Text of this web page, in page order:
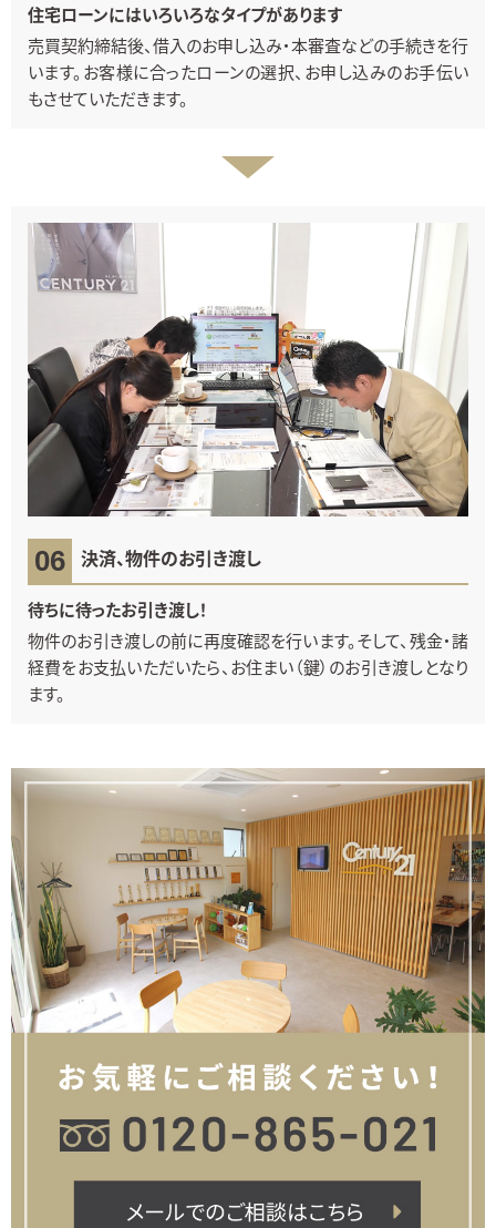
住宅ローンにはいろいろなタイプがあります
売買契約締結後、借入のお申し込み・本審査などの手続きを行
います。お客様に合ったローンの選択、お申し込みのお手伝い
もさせていただきます。
決済、物件のお引き渡し
待ちに待ったお引き渡し！
物件のお引き渡しの前に再度確認を行います。そして、残金・諸
経費をお支払いただいたら、お住まい（鍵）のお引き渡しとなり
ます。